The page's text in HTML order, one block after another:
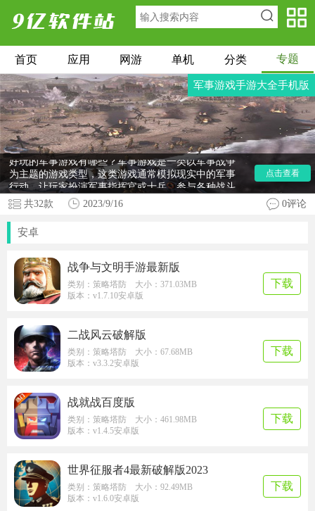
首页 应用 网游 单机 分类 专题
军事游戏手游大全手机版
好玩的军事游戏有哪些？军事游戏是一类以军事战争
为主题的游戏类型，这类游戏通常模拟现实中的军事
行动，让玩家扮演军事指挥官或士兵，参与各种战斗
任务和战略决策，让玩家体验到战争的紧张和刺激。
今天小编就给大家带来军事游戏手游大全，里面有指
尖帝国、远征将士、波兰球之战、红色警戒2等等游
戏，对于喜爱军事题材的玩家来说，万万不可错过。
点击查看
共32款 2023/9/16 0评论
安卓
战争与文明手游最新版
类别：策略塔防 大小：371.03MB
版本：v1.7.10安卓版
下载
二战风云破解版
类别：策略塔防 大小：67.68MB
版本：v3.3.2安卓版
下载
战就战百度版
类别：策略塔防 大小：461.98MB
版本：v1.4.5安卓版
下载
世界征服者4最新破解版2023
类别：策略塔防 大小：92.49MB
版本：v1.6.0安卓版
下载